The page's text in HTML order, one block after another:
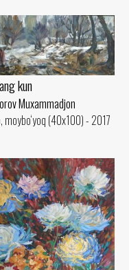
kun
Muxammadjon
moybo‘yoq (40x100) - 2017